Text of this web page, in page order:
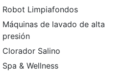
Robot Limpiafondos
Máquinas de lavado de alta
presión
Clorador Salino
Spa & Wellness